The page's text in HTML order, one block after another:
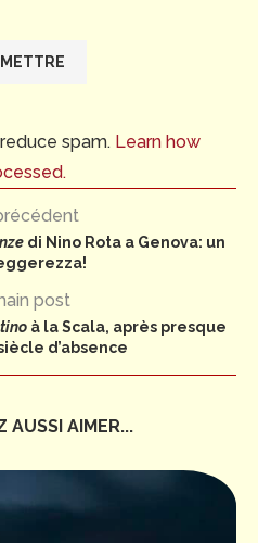
spam. Learn how
di Nino Rota a Genova: un
post
à la Scala, après presque
d’absence
AUSSI AIMER...